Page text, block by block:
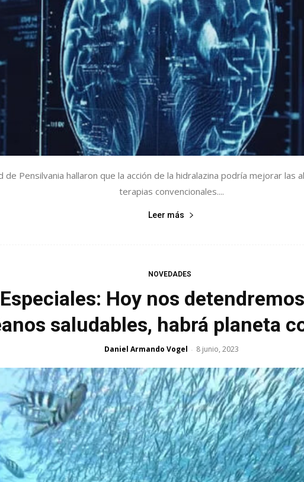
Pensilvania hallaron que la acción de la hidralazina podría mejorar
terapias convencionales....
Leer más
NOVEDADES
Hoy nos
saludables, habrá planeta
Daniel Armando Vogel - 8 junio, 2023